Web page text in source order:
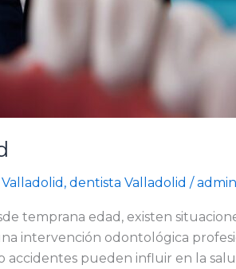
, dentista Valladolid /admin
temprana edad, existen
intervención odontológica
accidentes pueden influir en la